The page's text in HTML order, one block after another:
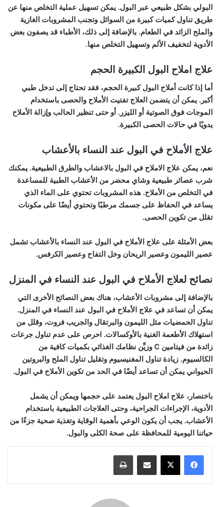
البولي بشكل طبيعي عبر البول. يمكن تسهيل عملية التخلص منها عن
طريق تناول كميات كبيرة من السوائل وتجنب المشروبات الغازية
والملح الزائد في الطعام. بالإضافة إلى ذلك، الأطباء قد يصفون بعض
الأدوية لتخفيف الألم وتسهيل التخلص منها.
علاج املاح البول الكبيرة الحجم
أما إذا كانت أملاح البول كبيرة الحجم، فقد تحتاج إلى تدخل طبي
أكبر. يمكن أن يتضمن العلاج تفتيت الأملاح والحصى باستخدام
الموجات فوق الصوتية أو الليزر. أو حتى تنظير الحالب وإزالة الأملاح
يدويًا في حالات الحصى الكبيرة.
علاج الأملاح في البول عند النساء بالأعشاب
نعم، يمكن علاج الاملاح في البول بالاعشاب والطرق الطبيعية. يمكنك
شرب عصائر طبيعية وشاي محضر من الأعشاب الطبية للمساعدة
في التخلص من الأملاح. هذه المشروبات تحتوي على الماء الذي
يساعد في الحفاظ على جسمك مرطبًا وتحتوي أيضًا على مكونات
تقلل من تكوين الحصى.
بعض الأمثلة على علاج الأملاح في البول عند النساء بالأعشاب تشمل
عصير الليمون وعصير الريحان وخل التفاح وعصير الكرفس.
نصائح لعلاج الأملاح في البول عند النساء في المنزل
بالإضافة إلى مشروبات الأعشاب، هناك بعض النصائح الأخرى التي
يمكن أن تساعد في علاج الأملاح في البول عند النساء في المنزل.
تناول الحمضيات مثل الليمون والبرتقال والجريب فروت، وقلل من
استهلاك الأطعمة الغنية بالأوكسالات. احرص على عدم تناول جرعات
زائدة من فيتامين C وزيِّن نظامك الغذائي بكميات كافية من
الكالسيوم. زيادة تناول المغنيسيوم وتقليل تناول الملح والبروتين
الحيواني يمكن أن تساعد أيضًا في الحد من تكوين الأملاح في البول.
باختصار، علاج املاح البول يعتمد على حجمها ويمكن أن يشمل
الأدوية، الإجراءات الجراحية، وحتى العلاجات الطبيعية باستخدام
الأعشاب. يجب أن يكون الوعي بأهمية الوقاية وتغذية صحية جزءًا من
حياتنا اليومية للمحافظة على صحة الكلى والبول.
مشاركة عبر البريد طباعة